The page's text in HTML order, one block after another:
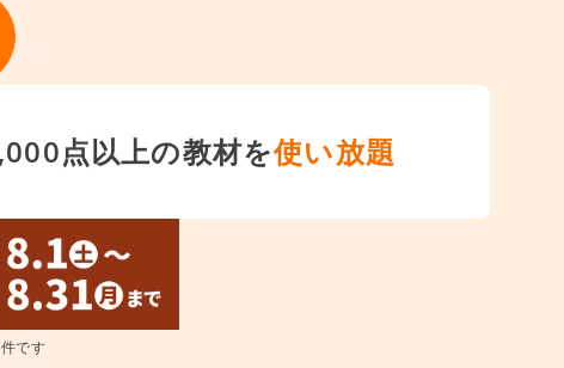
点以上の教材を使い放題
です